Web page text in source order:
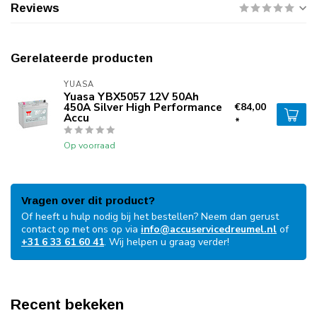
Reviews
Gerelateerde producten
YUASA
Yuasa YBX5057 12V 50Ah
450A Silver High Performance
Accu
Op voorraad
€84,00
*
Vragen over dit product?
Of heeft u hulp nodig bij het bestellen? Neem dan gerust
contact op met ons op via info@accuservicedreumel.nl of
+31 6 33 61 60 41. Wij helpen u graag verder!
Recent bekeken